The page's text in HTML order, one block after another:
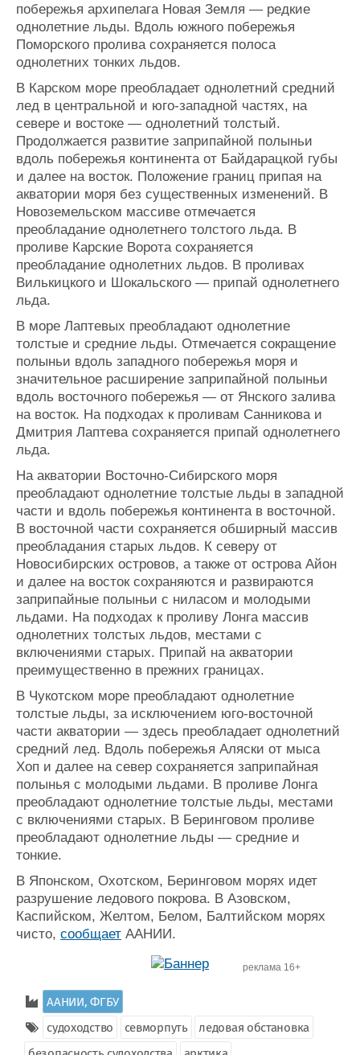
побережья архипелага Новая Земля — редкие
однолетние льды. Вдоль южного побережья
Поморского пролива сохраняется полоса
однолетних тонких льдов.
В Карском море преобладает однолетний средний
лед в центральной и юго-западной частях, на
севере и востоке — однолетний толстый.
Продолжается развитие заприпайной полыньи
вдоль побережья континента от Байдарацкой губы
и далее на восток. Положение границ припая на
акватории моря без существенных изменений. В
Новоземельском массиве отмечается
преобладание однолетнего толстого льда. В
проливе Карские Ворота сохраняется
преобладание однолетних льдов. В проливах
Вилькицкого и Шокальского — припай однолетнего
льда.
В море Лаптевых преобладают однолетние
толстые и средние льды. Отмечается сокращение
полыньи вдоль западного побережья моря и
значительное расширение заприпайной полыньи
вдоль восточного побережья — от Янского залива
на восток. На подходах к проливам Санникова и
Дмитрия Лаптева сохраняется припай однолетнего
льда.
На акватории Восточно-Сибирского моря
преобладают однолетние толстые льды в западной
части и вдоль побережья континента в восточной.
В восточной части сохраняется обширный массив
преобладания старых льдов. К северу от
Новосибирских островов, а также от острова Айон
и далее на восток сохраняются и развираются
заприпайные полыньи с ниласом и молодыми
льдами. На подходах к проливу Лонга массив
однолетних толстых льдов, местами с
включениями старых. Припай на акватории
преимущественно в прежних границах.
В Чукотском море преобладают однолетние
толстые льды, за исключением юго-восточной
части акватории — здесь преобладает однолетний
средний лед. Вдоль побережья Аляски от мыса
Хоп и далее на север сохраняется заприпайная
полынья с молодыми льдами. В проливе Лонга
преобладают однолетние толстые льды, местами
с включениями старых. В Беринговом проливе
преобладают однолетние льды — средние и
тонкие.
В Японском, Охотском, Беринговом морях идет
разрушение ледового покрова. В Азовском,
Каспийском, Желтом, Белом, Балтийском морях
чисто, сообщает ААНИИ.
реклама 16+
ААНИИ, ФГБУ
судоходство
севморпуть
ледовая обстановка